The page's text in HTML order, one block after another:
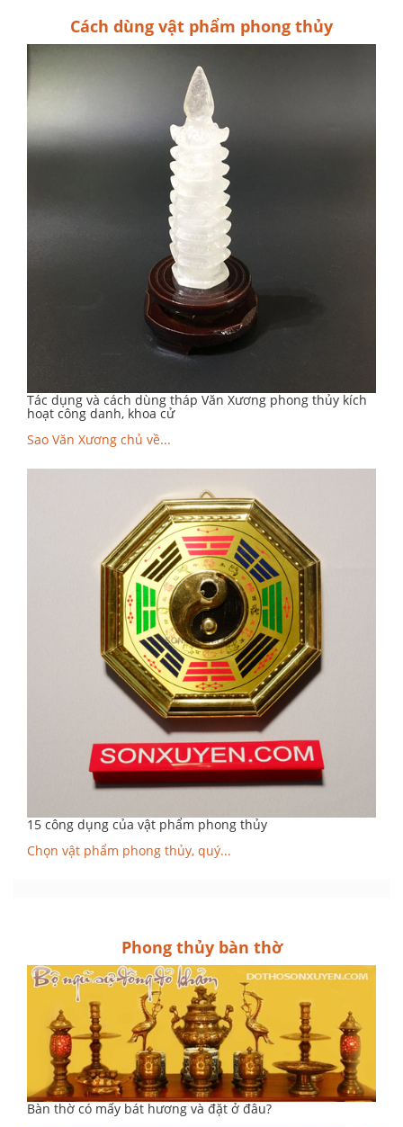
Cách dùng vật phẩm phong thủy
Tác dụng và cách dùng tháp Văn Xương phong thủy kích
hoạt công danh, khoa cử
Sao Văn Xương chủ về...
15 công dụng của vật phẩm phong thủy
Chọn vật phẩm phong thủy, quý...
Phong thủy bàn thờ
Bàn thờ có mấy bát hương và đặt ở đâu?